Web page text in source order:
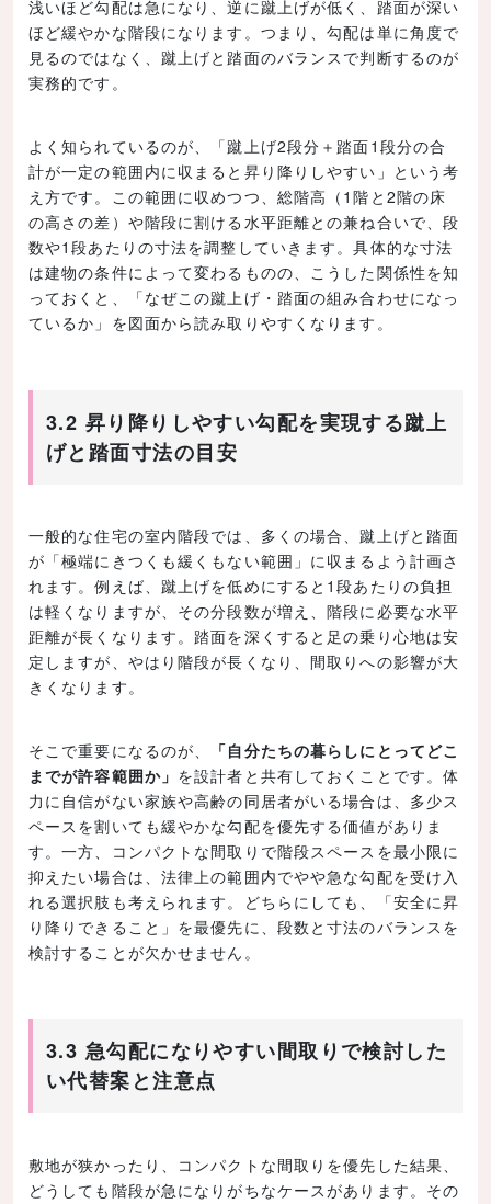
浅いほど勾配は急になり、逆に蹴上げが低く、踏面が深い
ほど緩やかな階段になります。つまり、勾配は単に角度で
見るのではなく、蹴上げと踏面のバランスで判断するのが
実務的です。
よく知られているのが、「蹴上げ2段分＋踏面1段分の合
計が一定の範囲内に収まると昇り降りしやすい」という考
え方です。この範囲に収めつつ、総階高（1階と2階の床
の高さの差）や階段に割ける水平距離との兼ね合いで、段
数や1段あたりの寸法を調整していきます。具体的な寸法
は建物の条件によって変わるものの、こうした関係性を知
っておくと、「なぜこの蹴上げ・踏面の組み合わせになっ
ているか」を図面から読み取りやすくなります。
3.2 昇り降りしやすい勾配を実現する蹴上
げと踏面寸法の目安
一般的な住宅の室内階段では、多くの場合、蹴上げと踏面
が「極端にきつくも緩くもない範囲」に収まるよう計画さ
れます。例えば、蹴上げを低めにすると1段あたりの負担
は軽くなりますが、その分段数が増え、階段に必要な水平
距離が長くなります。踏面を深くすると足の乗り心地は安
定しますが、やはり階段が長くなり、間取りへの影響が大
きくなります。
そこで重要になるのが、
「自分たちの暮らしにとってどこ
までが許容範囲か」 を設計者と共有しておくことです。体
力に自信がない家族や高齢の同居者がいる場合は、多少ス
ペースを割いても緩やかな勾配を優先する価値がありま
す。一方、コンパクトな間取りで階段スペースを最小限に
抑えたい場合は、法律上の範囲内でやや急な勾配を受け入
れる選択肢も考えられます。どちらにしても、「安全に昇
り降りできること」を最優先に、段数と寸法のバランスを
検討することが欠かせません。
3.3 急勾配になりやすい間取りで検討した
い代替案と注意点
敷地が狭かったり、コンパクトな間取りを優先した結果、
どうしても階段が急になりがちなケースがあります。その